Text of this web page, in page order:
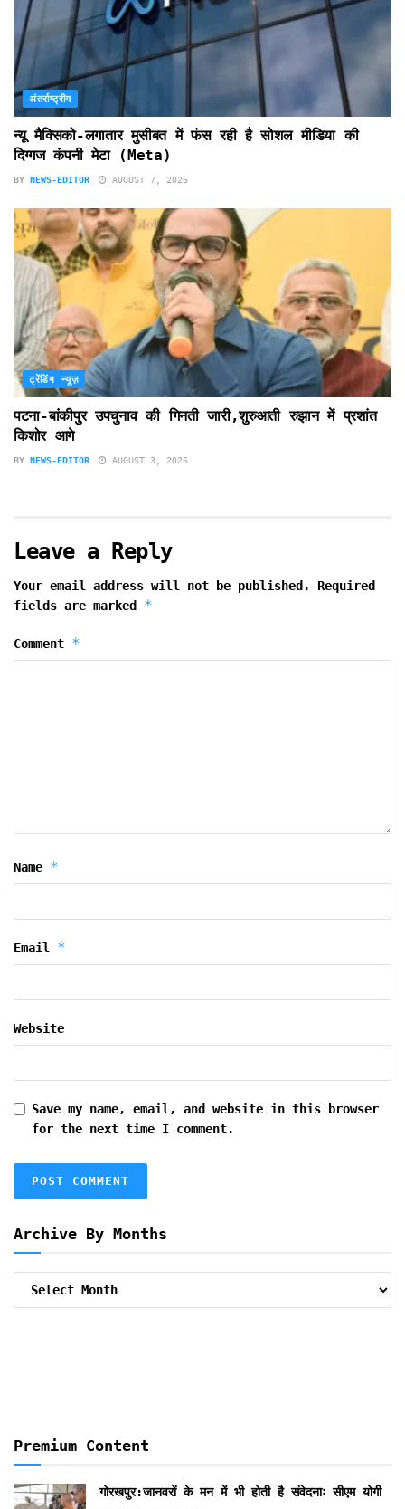
अंतर्राष्ट्रीय
न्यू मैक्सिको-लगातार मुसीबत में फंस रही है सोशल मीडिया की
दिग्गज कंपनी मेटा (Meta)
BY NEWS-EDITOR AUGUST 7, 2026
ट्रेंडिंग न्यूज़
पटना-बांकीपुर उपचुनाव की गिनती जारी,शुरुआती रुझान में प्रशांत
किशोर आगे
BY NEWS-EDITOR AUGUST 3, 2026
Leave a Reply
Your email address will not be published.
Required
fields are marked *
Comment *
Name *
Email *
Website
Save my name, email, and website in this browser
for the next time I comment.
Archive By Months
Archive
Premium Content
गोरखपुर:जानवरों के मन में भी होती है संवेदनाः सीएम योगी